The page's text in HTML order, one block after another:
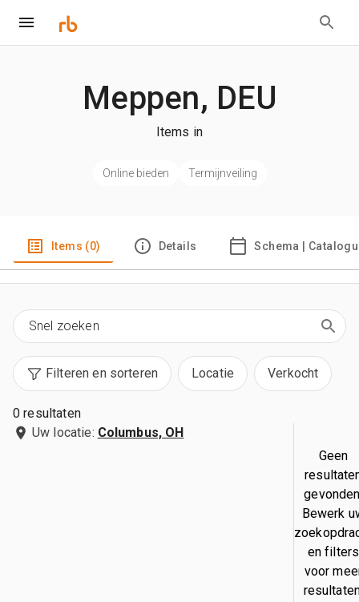
Meppen, DEU
Items in
Online bieden Termijnveiling
Items (0) Details Schema |
Filteren en sorteren Locatie Verkocht
0 resultaten
Uw locatie: Columbus, OH
Geen
Bewerk
en filters
voor